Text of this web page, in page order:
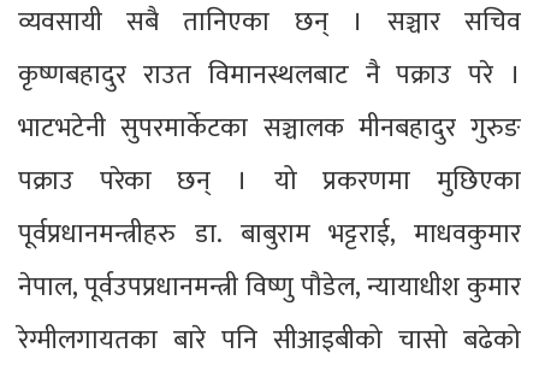
व्यवसायी सबै तानिएका छन् । सञ्चार सचिव
कृष्णबहादुर राउत विमानस्थलबाट नै पक्राउ परे ।
भाटभटेनी सुपरमार्केटका सञ्चालक मीनबहादुर गुरुङ
पक्राउ परेका छन् । यो प्रकरणमा मुछिएका
पूर्वप्रधानमन्त्रीहरु डा. बाबुराम भट्टराई, माधवकुमार
नेपाल, पूर्वउपप्रधानमन्त्री विष्णु पौडेल, न्यायाधीश कुमार
रेग्मीलगायतका बारे पनि सीआइबीको चासो बढेको